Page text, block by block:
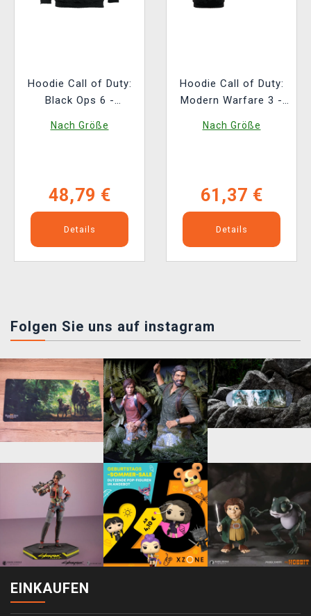
Hoodie Call of Duty:
Black Ops 6 -
Nach Größe
48,79 €
Details
Hoodie Call of Duty:
Modern Warfare 3 -
Nach Größe
61,37 €
Details
Folgen Sie uns auf instagram
EINKAUFEN